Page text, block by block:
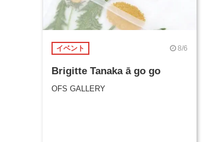
イベント 8/6
Brigitte Tanaka ā go go
OFS GALLERY